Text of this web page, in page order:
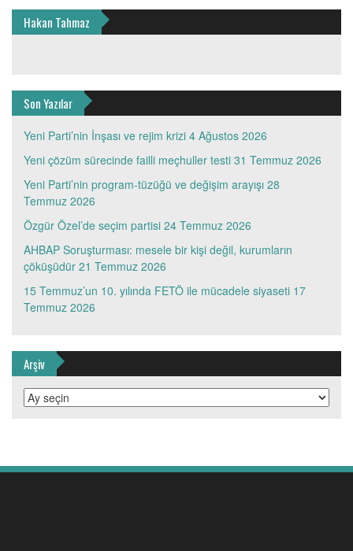
Hakan Tahmaz
Son Yazılar
Yeni Parti’nin İnşası ve rejim krizi 4 Ağustos 2026
Yeni çözüm sürecinde failli meçhuller testi 31 Temmuz 2026
Yeni Parti’nin program-tüzüğü ve değişim arayışı 28
Temmuz 2026
Özgür Özel’de seçim partisi 24 Temmuz 2026
AHBAP Soruşturması: mesele bir kişi değil, kurumların
çöküşüdür 21 Temmuz 2026
15 Temmuz’un 10. yılında FETÖ ile mücadele siyaseti 17
Temmuz 2026
Arşiv
Arşiv